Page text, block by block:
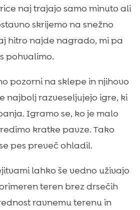
naj trajajo samo minuto ali
skrijemo na snežno
hitro najde nagrado, mi pa
pohvalimo.
pozorni na sklepe in njihovo
najbolj razveseljujejo igre, ki
Igramo se, ko je malo
kratke pavze. Tako
pes preveč ohladil.
lahko še vedno uživajo
teren brez drsečih
ravnemu terenu in